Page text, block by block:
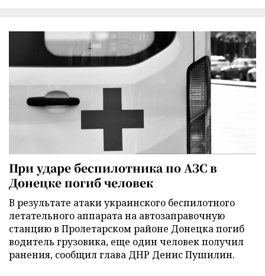
При ударе беспилотника по АЗС в
Донецке погиб человек
В результате атаки украинского беспилотного
летательного аппарата на автозаправочную
станцию в Пролетарском районе Донецка погиб
водитель грузовика, еще один человек получил
ранения, сообщил глава ДНР Денис Пушилин.